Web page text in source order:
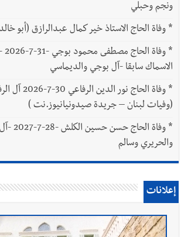
ونجم وحبلي
*وفاة الحاج الاستاذ خير كمال عبدالرازق (أبو خالد ) -31-
*
الاسماك سابقا -آل بوجي والديماسي
*
وفاة الحاج
(وفيات لبنان – جريدة صيدونيانيوز.نت )
*
وفاة
والحريري وسالم
إعلانات